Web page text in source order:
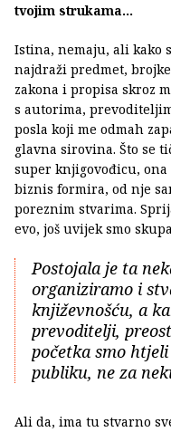
tvojim strukama…
Istina, nemaju, ali kako
najdraži predmet,
zakona i propisa skroz
s autorima,
posla koji me odmah
glavna sirovina. Što se
super knjigovođicu, ona
biznis formira, od nje
poreznim stvarima.
evo, još uvijek smo
Postojala je ta
organiziramo i
književnošću, a
prevoditelji,
početka smo
publiku, ne za
Ali da, ima tu stvarno